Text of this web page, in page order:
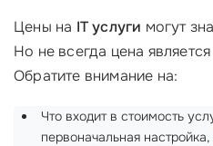
Цены на IT услуги могут
Но не всегда цена
Обратите внимание на:
Что входит в стоимость
первоначальная настройка,